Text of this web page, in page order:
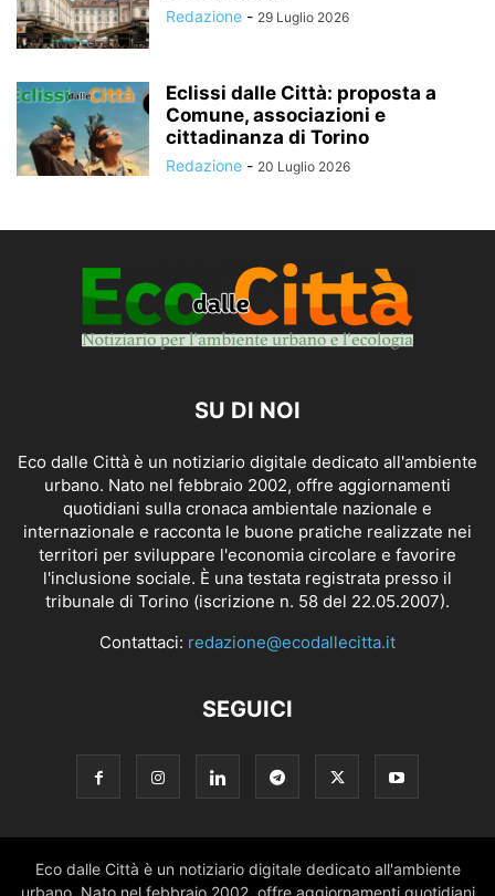
Redazione - 29 Luglio 2026
Eclissi dalle Città: proposta a
Comune, associazioni e
cittadinanza di Torino
Redazione - 20 Luglio 2026
SU DI NOI
Eco dalle Città è un notiziario digitale dedicato all'ambiente
urbano. Nato nel febbraio 2002, offre aggiornamenti
quotidiani sulla cronaca ambientale nazionale e
internazionale e racconta le buone pratiche realizzate nei
territori per sviluppare l'economia circolare e favorire
l'inclusione sociale. È una testata registrata presso il
tribunale di Torino (iscrizione n. 58 del 22.05.2007).
Contattaci: redazione@ecodallecitta.it
SEGUICI
Eco dalle Città è un notiziario digitale dedicato all'ambiente
urbano. Nato nel febbraio 2002, offre aggiornamenti quotidiani